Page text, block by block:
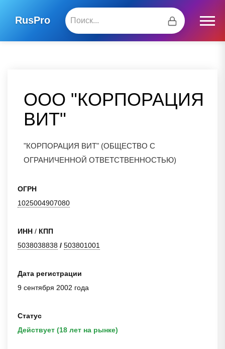
RusPro
ООО "КОРПОРАЦИЯ
ВИТ"
"КОРПОРАЦИЯ ВИТ" (ОБЩЕСТВО С
ОГРАНИЧЕННОЙ ОТВЕТСТВЕННОСТЬЮ)
ОГРН
1025004907080
ИНН / КПП
5038038838 / 503801001
Дата регистрации
9 сентября 2002 года
Статус
Действует (18 лет на рынке)